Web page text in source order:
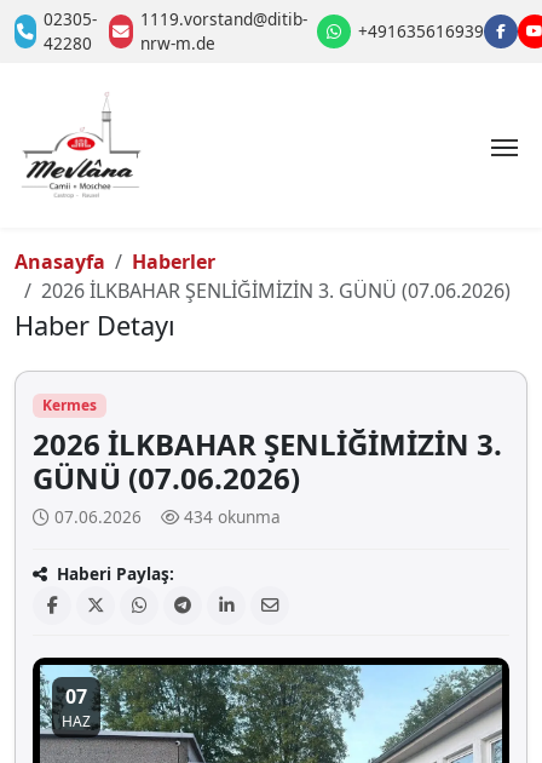
02305-
42280
1119.vorstand@ditib-
nrw-m.de
+491635616939
Anasayfa
Haberler
2026 İLKBAHAR ŞENLİĞİMİZİN 3. GÜNÜ (07.06.2026)
Haber Detayı
Kermes
2026 İLKBAHAR ŞENLİĞİMİZİN 3.
GÜNÜ (07.06.2026)
07.06.2026 434 okunma
Haberi Paylaş:
07
HAZ